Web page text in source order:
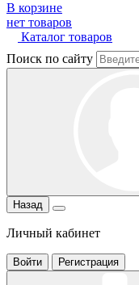
В корзине
нет товаров
Каталог товаров
Поиск по сайту
Назад
Личный кабинет
Войти Регистрация